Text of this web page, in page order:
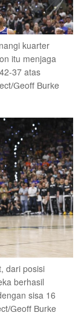
kuarter
itu menjaga
37 atas
Geoff Burke
dari posisi
berhasil
sisa 16
Geoff Burke